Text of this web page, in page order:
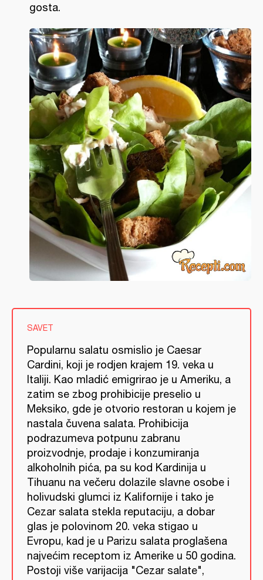
gosta.
SAVET
Popularnu salatu osmislio je Caesar
Cardini, koji je rodjen krajem 19. veka u
Italiji. Kao mladić emigrirao je u Ameriku, a
zatim se zbog prohibicije preselio u
Meksiko, gde je otvorio restoran u kojem je
nastala čuvena salata. Prohibicija
podrazumeva potpunu zabranu
proizvodnje, prodaje i konzumiranja
alkoholnih pića, pa su kod Kardinija u
Tihuanu na večeru dolazile slavne osobe i
holivudski glumci iz Kalifornije i tako je
Cezar salata stekla reputaciju, a dobar
glas je polovinom 20. veka stigao u
Evropu, kad je u Parizu salata proglašena
najvećim receptom iz Amerike u 50 godina.
Postoji više varijacija "Cezar salate",